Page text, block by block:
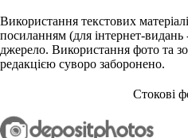
Використання текстових
посиланням (для інтернет-
джерело. Використання фото та
редакцією суворо заборонено.
Стокові